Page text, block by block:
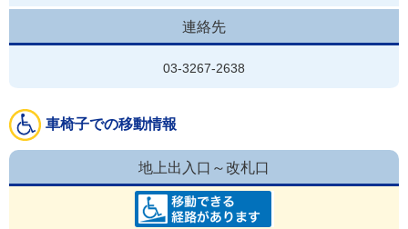
連絡先
03-3267-2638
車椅子での移動情報
地上出入口～改札口